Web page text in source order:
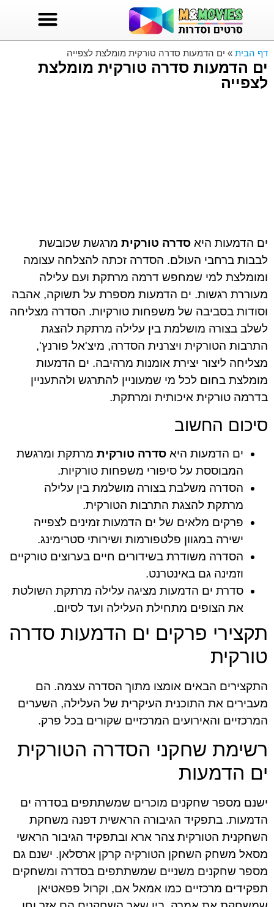
דף הבית » ים הדמעות סדרה טורקית מומלצת לצפייה
ים הדמעות סדרה טורקית מומלצת
לצפייה
ים הדמעות היא סדרה טורקית מרגשת שכובשת
לבבות ברחבי העולם. הסדרה זכתה להצלחה עצומה
ומומלצת למי שמחפש דרמה מרתקת ועם עלילה
מעוררת רגשות. ים הדמעות מספרת על תשוקה, אהבה
וסודות בסביבה של משפחות טורקיות. הסדרה מצליחה
לשלב בצורה מושלמת בין עלילה מרתקת להצגת
התרבות הטורקית ויצרנית הסדרה, מיצ'אל פורנץ',
מצליחה ליצור יצירת אומנות מרהיבה. ים הדמעות
מומלצת בחום לכל מי שמעוניין להתרגש ולהתעניין
בדרמה טורקית איכותית ומרתקת.
סיכום החשוב
ים הדמעות היא סדרה טורקית מרתקת ומרגשת
המבוססת על סיפורי משפחות טורקיות.
הסדרה משלבת בצורה מושלמת בין עלילה
מרתקת להצגת התרבות הטורקית.
פרקים מלאים של ים הדמעות זמינים לצפייה
ישירה במגוון פלטפורמות ושירותי סטרימינג.
הסדרה משודרת בשידורים חיים בערוצים טורקיים
וזמינה גם באינטרנט.
סדרת ים הדמעות מציגה עלילה מרתקת השולטת
את הצופים מתחילת העלילה ועד לסיום.
תקצירי פרקים ים הדמעות סדרה
טורקית
התקצירים הבאים אומצו מתוך הסדרה עצמה. הם
מעבירים את התוכנית העיקרית של העלילה, השערים
המרכזיים והאירועים המרכזיים שקורים בכל פרק.
רשימת שחקני הסדרה הטורקית
ים הדמעות
ישנם מספר שחקנים מוכרים שמשתתפים בסדרה ים
הדמעות. בתפקיד הגיבורה הראשית דפנה משחקת
השחקנית הטורקית צהר ארא ובתפקיד הגיבור הראשי
מסאל משחק השחקן הטורקיה קרקן ארסלאן. ישנם גם
מספר שחקנים משניים שמשתתפים בסדרה ומשחקים
תפקידים מרכזיים כמו אמאל אם, וקרול פפאטיאן